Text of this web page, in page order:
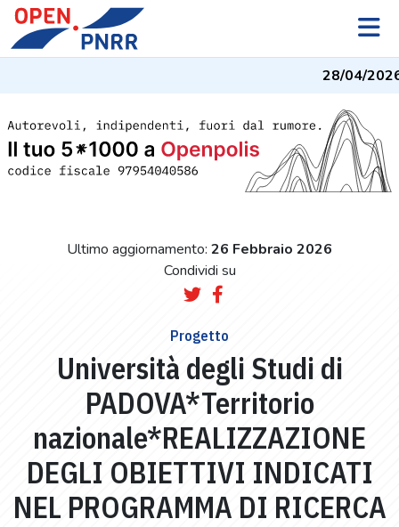
28/04/2026
Ultimo aggiornamento: 26 Febbraio 2026
Condividi su
Progetto
Università degli Studi di
PADOVA*Territorio
nazionale*REALIZZAZIONE
DEGLI OBIETTIVI INDICATI
NEL PROGRAMMA DI RICERCA